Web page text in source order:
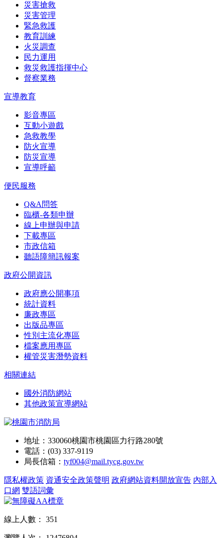
災害搶救
災害管理
緊急救護
教育訓練
火災調查
民力運用
救災救護指揮中心
督察業務
宣導教育
影音專區
互動小遊戲
急救教學
防火宣導
防災宣導
宣導呼籲
便民服務
Q&A問答
臨櫃-各類申辦
線上申辦與申請
下載專區
市政信箱
聽語障簡訊報案
政府公開資訊
政府應公開事項
統計資料
廉政專區
出版品專區
性別主流化專區
檔案應用專區
權管災害潛勢資料
相關連結
國外消防網站
其他政策宣導網站
地址：330060桃園市桃園區力行路280號
電話：(03) 337-9119
局長信箱： tyf004@mail.tycg.gov.tw
隱私權政策 資通安全政策聲明 政府網站資料開放宣告 內部入
口網 雙語詞彙
線上人數： 351